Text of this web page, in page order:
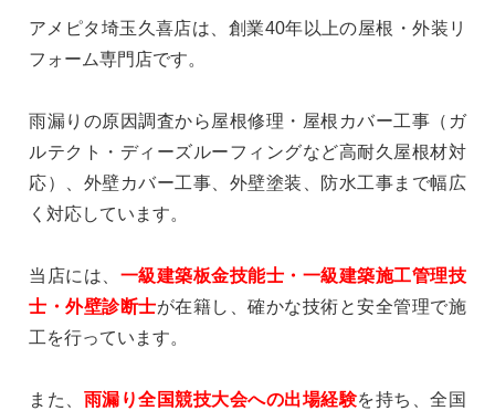
アメピタ埼玉久喜店は、創業40年以上の屋根・外装リ
フォーム専門店です。
雨漏りの原因調査から屋根修理・屋根カバー工事（ガ
ルテクト・ディーズルーフィングなど高耐久屋根材対
応）、外壁カバー工事、外壁塗装、防水工事まで幅広
く対応しています。
当店には、 一級建築板金技能士・一級建築施工管理技
士・外壁診断士が在籍し、確かな技術と安全管理で施
工を行っています。
また、 雨漏り全国競技大会への出場経験を持ち、全国